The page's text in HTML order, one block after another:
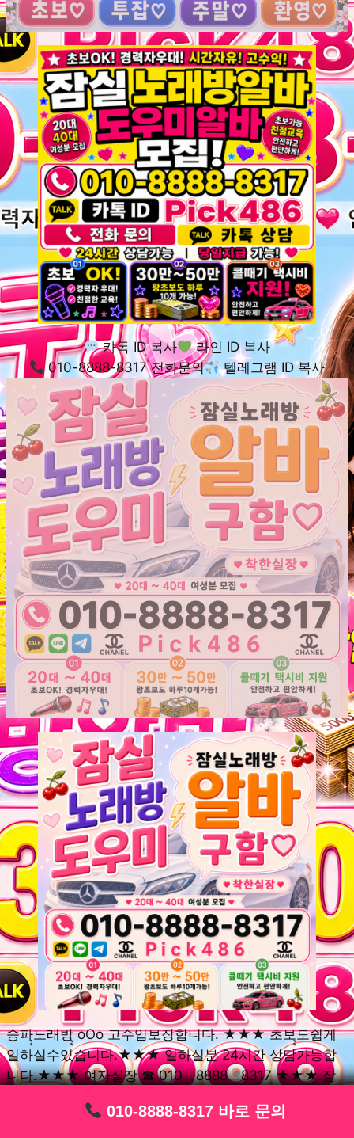
010-8888-8317 바로 문의
010-8888-8317 바로 문의
010-8888-8317 바로 문의
010-8888-8317 바로 문의
010-8888-8317 바로 문의
010-8888-8317 바로 문의
카톡 ID 복사
라인 ID 복사
010-8888-8317 전화문의
텔레그램 ID 복사
송파ุุ노래방ุุ oOo 고수입보장합니다. ★★★ 초보ุุ도쉽게
일하실수있습니다.★★★ 일하실분 24시간 상담가능합
니다.★★★ 여자실장 ☎ 010ㅡ8888ㅡ8317 ★★★ 잠
세요. 여성ㅣุุ알바ุุㅣ여기 신천동ุุ노래방ุุ ◞✿ 풍납동ุุ노래방ุุ
010-8888-8317 바로 문의
010-8888-8317 바로 문의
010-8888-8317 바로 문의